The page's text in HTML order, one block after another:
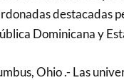
destacadas
Dominicana y
Ohio .- Las